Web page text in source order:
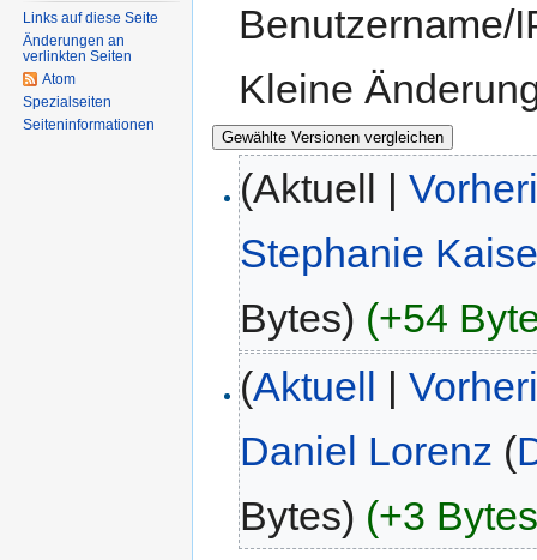
Benutzername/
Kleine
(Aktuell |
Stephanie
Bytes) (+54
(Aktuell |
Daniel Lorenz (
Bytes) (+3
Links auf diese Seite
Änderungen an
verlinkten Seiten
Atom
Spezialseiten
Seiten­informationen